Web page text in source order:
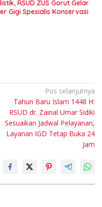
RSUD ZUS Gorut Gelar
Gigi Spesialis Konservasi
Pos selanjutnya
Tahun Baru Islam 1448 H:
RSUD dr. Zainal Umar Sidiki
Sesuaikan Jadwal Pelayanan,
Layanan IGD Tetap Buka 24
Jam